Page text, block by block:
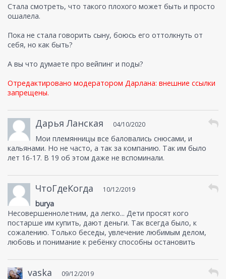
Стала смотреть, что такого плохого может быть и просто
ошалела.
Пока не стала говорить сыну, боюсь его оттолкнуть от
себя, но как быть?
А вы что думаете про вейпинг и поды?
Отредактировано модератором Дарлана: внешние ссылки
запрещены.
Дарья Ланская 04/10/2020
Мои племянницы все баловались снюсами, и
кальянами. Но не часто, а так за компанию. Так им было
лет 16-17. В 19 об этом даже не вспоминали.
ЧтоГдеКогда 10/12/2019
burya
Несовершеннолетним, да легко... Дети просят кого
постарше им купить, дают деньги. Так всегда было, к
сожалению. Только беседы, увлечение любимым делом,
любовь и понимание к ребёнку способны остановить
vaska 09/12/2019